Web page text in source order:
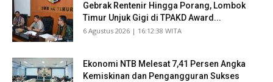
Gebrak Rentenir Hingga Porang, Lombok
Timur Unjuk Gigi di TPAKD Award...
​6 Agustus 2026 | 16:12:38 WITA
Ekonomi NTB Melesat 7,41 Persen Angka
Kemiskinan dan Pengangguran Sukses